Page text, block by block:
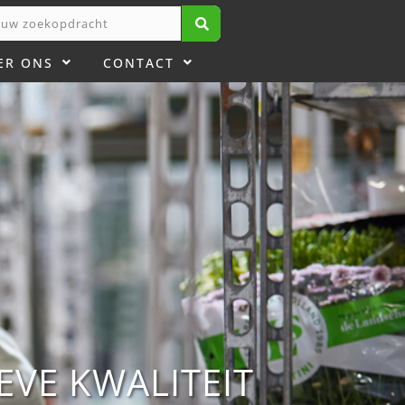
ONS CONTACT
KWALITEIT